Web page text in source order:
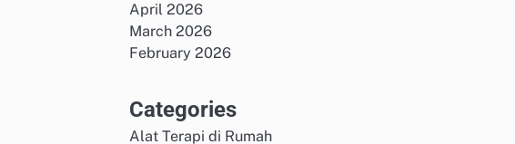
April 2026
March 2026
February 2026
Categories
Alat Terapi di Rumah